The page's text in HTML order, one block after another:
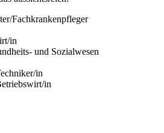
Fachkrankenpfleger
in
und Sozialwesen
in
in